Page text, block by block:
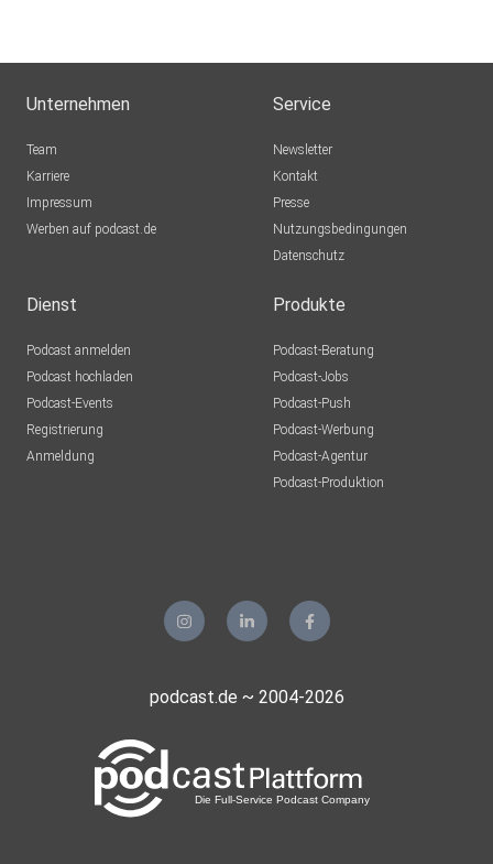
Unternehmen
Team
Karriere
Impressum
Werben auf podcast.de
Service
Newsletter
Kontakt
Presse
Nutzungsbedingungen
Datenschutz
Dienst
Podcast anmelden
Podcast hochladen
Podcast-Events
Registrierung
Anmeldung
Produkte
Podcast-Beratung
Podcast-Jobs
Podcast-Push
Podcast-Werbung
Podcast-Agentur
Podcast-Produktion
podcast.de ~ 2004-2026